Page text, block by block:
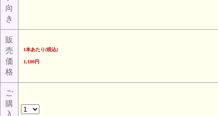
向
き
販
売
価
格
1本あたり(税込)
1,100円
ご
購
入